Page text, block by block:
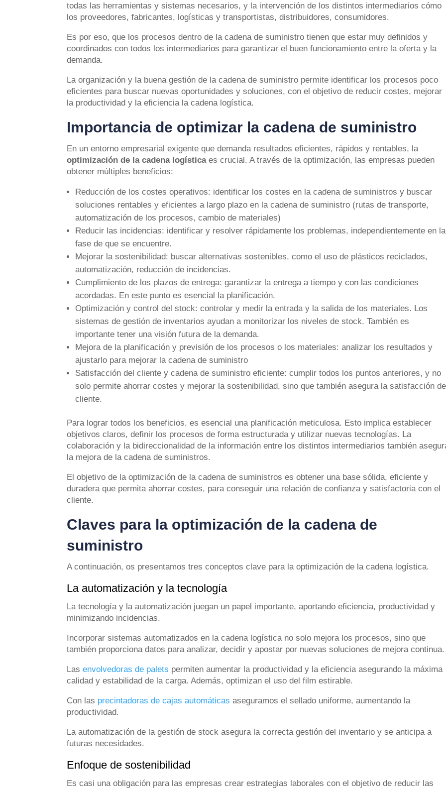
todas las herramientas y sistemas necesarios, y la intervención de los distintos intermediarios cómo
los proveedores, fabricantes, logísticas y transportistas, distribuidores, consumidores.
Es por eso, que los procesos dentro de la cadena de suministro tienen que estar muy definidos y
coordinados con todos los intermediarios para garantizar el buen funcionamiento entre la oferta y la
demanda.
La organización y la buena gestión de la cadena de suministro permite identificar los procesos poco
eficientes para buscar nuevas oportunidades y soluciones, con el objetivo de reducir costes, mejorar
la productividad y la eficiencia la cadena logística.
Importancia de optimizar la cadena de suministro
En un entorno empresarial exigente que demanda resultados eficientes, rápidos y rentables, la
optimización de la cadena logísticaes crucial. A través de la optimización, las empresas pueden
obtener múltiples beneficios:
Reducción de los costes operativos: identificar los costes en la cadena de suministros y buscar
soluciones rentables y eficientes a largo plazo en la cadena de suministro (rutas de transporte,
automatización de los procesos, cambio de materiales)
Reducir las incidencias: identificar y resolver rápidamente los problemas, independientemente en la
fase de que se encuentre.
Mejorar la sostenibilidad: buscar alternativas sostenibles, como el uso de plásticos reciclados,
automatización, reducción de incidencias.
Cumplimiento de los plazos de entrega: garantizar la entrega a tiempo y con las condiciones
acordadas. En este punto es esencial la planificación.
Optimización y control del stock: controlar y medir la entrada y la salida de los materiales. Los
sistemas de gestión de inventarios ayudan a monitorizar los niveles de stock. También es
importante tener una visión futura de la demanda.
Mejora de la planificación y previsión de los procesos o los materiales: analizar los resultados y
ajustarlo para mejorar la cadena de suministro
Satisfacción del cliente y cadena de suministro eficiente: cumplir todos los puntos anteriores, y no
solo permite ahorrar costes y mejorar la sostenibilidad, sino que también asegura la satisfacción
cliente.
Para lograr todos los beneficios, es esencial una planificación meticulosa. Esto implica establecer
objetivos claros, definir los procesos de forma estructurada y utilizar nuevas tecnologías. La
colaboración y la bidireccionalidad de la información entre los distintos intermediarios también
la mejora de la cadena de suministros.
El objetivo de la optimización de la cadena de suministros es obtener una base sólida, eficiente y
duradera que permita ahorrar costes, para conseguir una relación de confianza y satisfactoria con el
cliente.
Claves para la optimización de la cadena de
suministro
A continuación, os presentamos tres conceptos clave para la optimización de la cadena logística.
La automatización y la tecnología
La tecnología y la automatización juegan un papel importante, aportando eficiencia, productividad y
minimizando incidencias.
Incorporar sistemas automatizados en la cadena logística no solo mejora los procesos, sino que
también proporciona datos para analizar, decidir y apostar por nuevas soluciones de mejora continua.
Lasenvolvedoras de palets permiten aumentar la productividad y la eficiencia asegurando la máxima
calidad y estabilidad de la carga. Además, optimizan el uso del film estirable.
Con las precintadoras de cajas automáticas aseguramos el sellado uniforme, aumentando la
productividad.
La automatización de la gestión de stock asegura la correcta gestión del inventario y se anticipa a
futuras necesidades.
Enfoque de sostenibilidad
Es casi una obligación para las empresas crear estrategias laborales con el objetivo de reducir las